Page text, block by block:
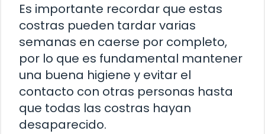
Es importante recordar que estas
costras pueden tardar varias
semanas en caerse por completo,
por lo que es fundamental mantener
una buena higiene y evitar el
contacto con otras personas hasta
que todas las costras hayan
desaparecido.